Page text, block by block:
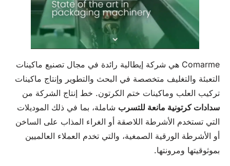
Comarme هي شركة إيطالية رائدة في مجال تصنيع ماكينات
التعبئة والتغليف متخصصة في البحث والتطوير وإنتاج ماكينات
تركيب العلب وماكينات ختم الكرتون. خط إنتاج الشركة من
سدادات كرتونية مانعة للتسرب شاملة، بما في ذلك الموديلات
التي تستخدم الأشرطة اللاصقة أو الغراء المذاب على الساخن
أو الأشرطة الورقية الصمغية، والتي تخدم العملاء العالميين
بموثوقيتها ومرونتها.